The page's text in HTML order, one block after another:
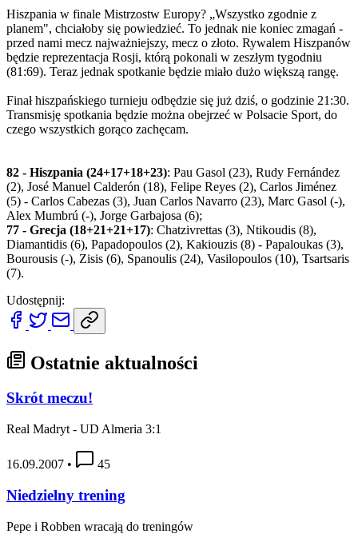
Hiszpania w finale Mistrzostw Europy? „Wszystko zgodnie z
planem", chciałoby się powiedzieć. To jednak nie koniec zmagań -
przed nami mecz najważniejszy, mecz o złoto. Rywalem Hiszpanów
będzie reprezentacja Rosji, którą pokonali w zeszłym tygodniu
(81:69). Teraz jednak spotkanie będzie miało dużo większą rangę.
Finał hiszpańskiego turnieju odbędzie się już dziś, o godzinie 21:30.
Transmisję spotkania będzie można obejrzeć w Polsacie Sport, do
czego wszystkich gorąco zachęcam.
82 - Hiszpania (24+17+18+23): Pau Gasol (23), Rudy Fernández
(2), José Manuel Calderón (18), Felipe Reyes (2), Carlos Jiménez
(5) - Carlos Cabezas (3), Juan Carlos Navarro (23), Marc Gasol (-),
Alex Mumbrú (-), Jorge Garbajosa (6);
77 - Grecja (18+21+21+17): Chatzivrettas (3), Ntikoudis (8),
Diamantidis (6), Papadopoulos (2), Kakiouzis (8) - Papaloukas (3),
Bourousis (-), Zisis (6), Spanoulis (24), Vasilopoulos (10), Tsartsaris
(7).
Udostępnij:
Ostatnie aktualności
Skrót meczu!
Real Madryt - UD Almeria 3:1
16.09.2007 • 45
Niedzielny trening
Pepe i Robben wracają do treningów